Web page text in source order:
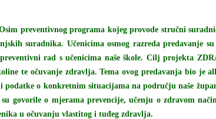
preventivnog programa kojeg provode stručni
suradnika. Učenicima osmog razreda predavanje su
rad s učenicima naše škole. Cilj projekta
te očuvanje zdravlja. Tema ovog predavanja bio je
o konkretnim situacijama na području naše
govorile o mjerama prevencije, učenju o zdravom
u očuvanju vlastitog i tuđeg zdravlja.